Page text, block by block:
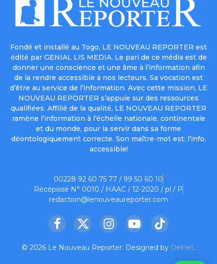
Fondé et installé au Togo, LE NOUVEAU REPORTER est
édité par GENIAL LIS MEDIA. Le pari de ce média est de
donner une conscience et une âme à l’information afin
de la rendre accessible à nos lecteurs. Sa vocation est
d’être au service de l’information. Avec cette mission, LE
NOUVEAU REPORTER s’appuie sur des ressources
qualifiées. Affilié de la qualité, LE NOUVEAU REPORTER
ramène l’information à l’échelle nationale, continentale
et du monde, pour la servir dans sa forme
déontologiquement correcte. Son maître-mot est: l’info,
accessible!
00228 92 60 75 77 / 99 50 60 10
Récépissé N° 0010 / HAAC / 12-2020 / pl / P
redaction@lenouveaureporter.com
Facebook
X
InstagramYouTubeTikTok
© 2026 Le Nouveau Reporter. Designed by Oelnet.